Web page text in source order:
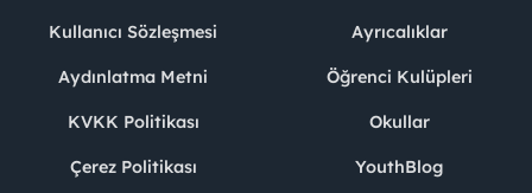
Kullanıcı Sözleşmesi
Aydınlatma Metni
KVKK Politikası
Çerez Politikası
Ayrıcalıklar
Öğrenci Kulüpleri
Okullar
YouthBlog